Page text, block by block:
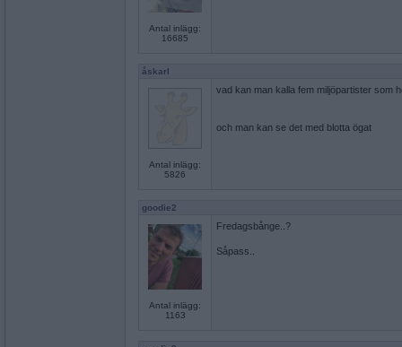
Antal inlägg:
16685
åskarl
Antal inlägg:
5826
vad kan man kalla fem miljöpartister som
och man kan se det med blotta ögat
goodie2
Antal inlägg:
1163
Fredagsbånge..?
Såpass..